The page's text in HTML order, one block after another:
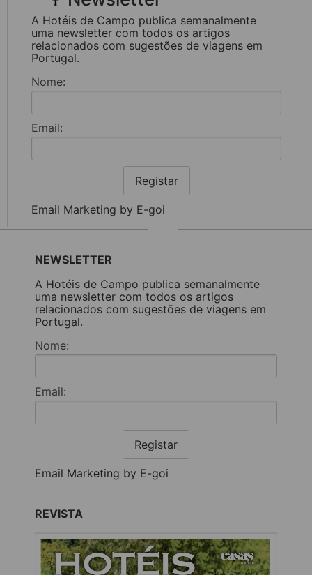
A Hotéis de Campo publica semanalmente
uma newsletter com todos os artigos
relacionados com sugestões de viagens em
Portugal.
Nome:
Email:
Registar
Email Marketing by E-goi
NEWSLETTER
A Hotéis de Campo publica semanalmente
uma newsletter com todos os artigos
relacionados com sugestões de viagens em
Portugal.
Nome:
Email:
Registar
Email Marketing by E-goi
REVISTA